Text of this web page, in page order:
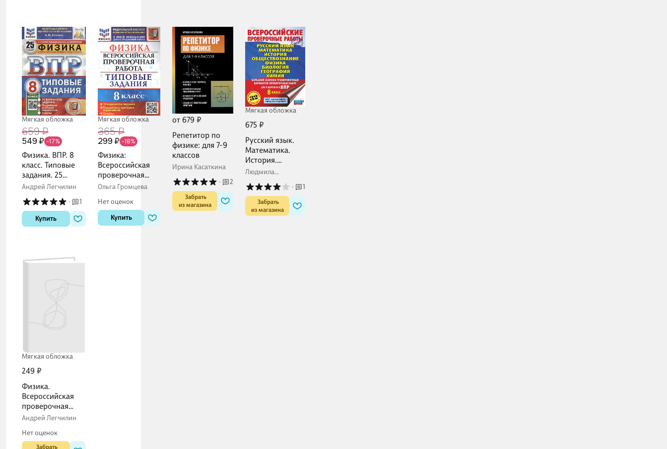
Ответы
Мягкая обложка
659 ₽
549 ₽ -17%
Физика. ВПР. 8
класс. Типовые
задания. 25
вариантов
Андрей Легчилин
·
1
Купить
Мягкая обложка
365 ₽
299 ₽ -18%
Физика:
Всероссийская
проверочная
работа: 8 класс:
Типовые задания
Ольга Громцева
Нет оценок
Купить
от 679 ₽
Репетитор по
физике: для 7-9
классов
Ирина Касаткина
·
2
Забрать
из магазина
Мягкая обложка
675 ₽
Русский язык.
Математика.
История.
Обществознани
Биология.
География.
Химия. Большой
Людмила
·
1
Забрать
из магазина
Мягкая обложка
249 ₽
Физика.
Всероссийская
проверочная
работа. 8 класс.
15 вариантов
заданий
Андрей Легчилин
Нет оценок
Забрать